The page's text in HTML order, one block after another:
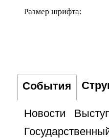
Размер шрифта:
События
Новости